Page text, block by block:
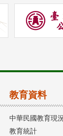
教育資料
中華民國教育現
教育統計